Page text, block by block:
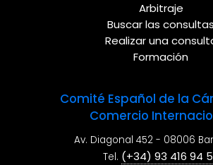
Arbitraje
Buscar las consultas
Realizar una
Formación
Comité Español de la
Comercio
Av. Diagonal 452 - 08006
Tel. (+34) 93 416 94